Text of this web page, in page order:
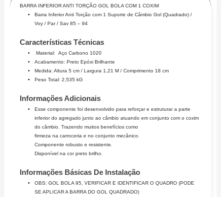
BARRA INFERIOR ANTI TORÇÃO GOL BOLA COM 1 COXIM
Barra Inferior Anti Torção com 1 Suporte de Câmbio Gol (Quadrado) /
Voy / Par / Sav 85 – 94
Características Técnicas
Material: Aço Carbono 1020
Acabamento: Preto Epóxi Brilhante
Medida: Altura 5 cm / Largura 1,21 M / Comprimento 18 cm
Peso Total: 2,535 kG
Informações Adicionais
Esse componente foi desenvolvido para reforçar e estruturar a parte
inferior do agregado junto ao câmbio atuando em conjunto com o coxim
do câmbio. Trazendo muitos benefícios como
firmeza na carroceria e no conjunto mecânico.
Componente robusto e resistente.
Disponível na cor preto brilho.
Informações Básicas De Instalação
OBS: GOL BOLA 95, VERIFICAR E IDENTIFICAR O QUADRO (PODE
SE APLICAR A BARRA DO GOL QUADRADO)